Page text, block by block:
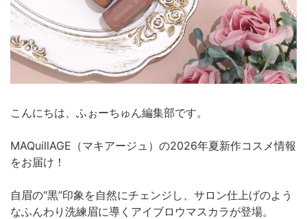
こんにちは、ふぉーちゅん編集部です。
MAQuillAGE（マキアージュ）の2026年夏新作コスメ情報
をお届け！
自眉の“黒”印象を自然にチェンジし、サロン仕上げのよう
なふんわり洗練眉に導くアイブロウマスカラが登場。